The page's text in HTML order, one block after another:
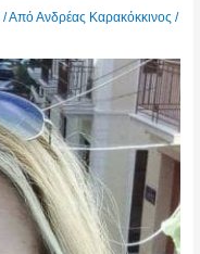
/ ΑπόΑνδρέας Καρακόκκινος /